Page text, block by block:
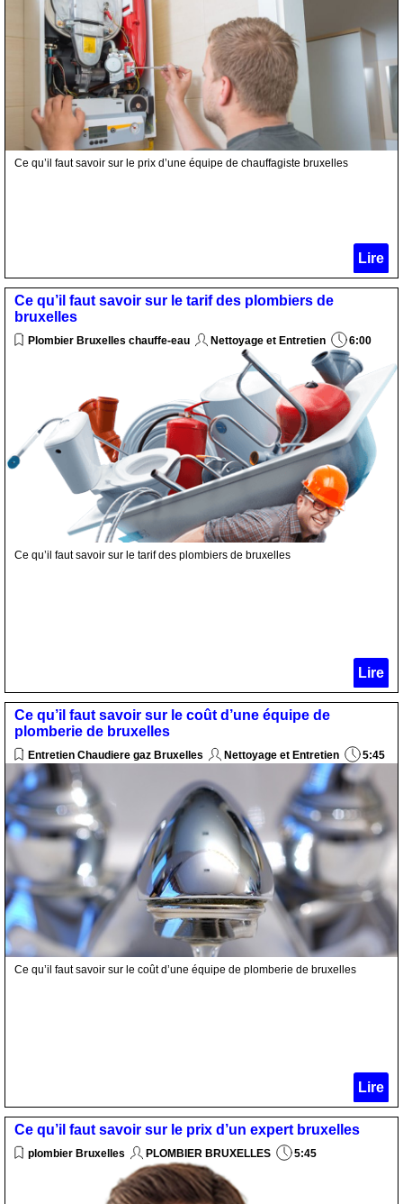
Ce qu’il faut savoir sur le prix d’une équipe de chauffagiste bruxelles
Lire
Ce qu’il faut savoir sur le tarif des plombiers de
bruxelles
Plombier Bruxelles chauffe-eau Nettoyage et Entretien 6:00
Ce qu’il faut savoir sur le tarif des plombiers de bruxelles
Lire
Ce qu’il faut savoir sur le coût d’une équipe de
plomberie de bruxelles
Entretien Chaudiere gaz Bruxelles Nettoyage et Entretien 5:45
Ce qu’il faut savoir sur le coût d’une équipe de plomberie de bruxelles
Lire
Ce qu’il faut savoir sur le prix d’un expert bruxelles
plombier Bruxelles PLOMBIER BRUXELLES 5:45